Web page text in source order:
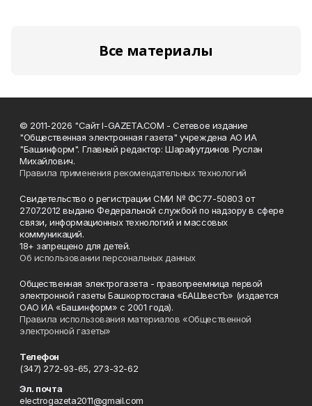
Все материалы
© 2011-2026 "Сайт I-GAZETA.COM - Сетевое издание
"Общественная электронная газета" учреждена АО ИА
"Башинформ". Главный редактор: Шарафутдинов Руслан
Михайлович.
Правила применения рекомендательных технологий
Свидетельство о регистрации СМИ № ФС77-50803 от
27.07.2012 выдано Федеральной службой по надзору в сфере
связи, информационных технологий и массовых
коммуникаций.
18+ запрещено для детей.
Об использовании персональных данных
Общественная электрогазета - правопреемница первой
электронной газеты Башкортостана «БАШвестЪ» (издается
ОАО ИА «Башинформ» с 2001 года).
Правила использования материалов «Общественной
электронной газеты»
Телефон
(347) 272-93-65, 273-32-62
Эл. почта
electrogazeta2011@gmail.com